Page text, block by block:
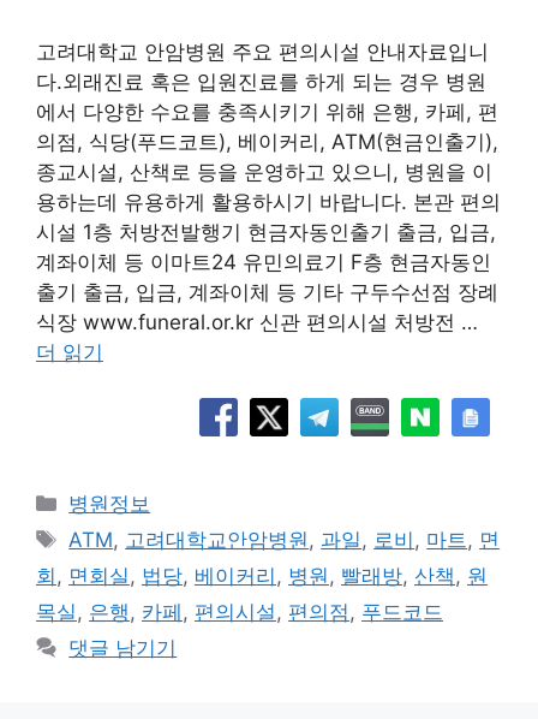
고려대학교 안암병원 주요 편의시설 안내자료입니
다.외래진료 혹은 입원진료를 하게 되는 경우 병원
에서 다양한 수요를 충족시키기 위해 은행, 카페, 편
의점, 식당(푸드코트), 베이커리, ATM(현금인출기),
종교시설, 산책로 등을 운영하고 있으니, 병원을 이
용하는데 유용하게 활용하시기 바랍니다. 본관 편의
시설 1층 처방전발행기 현금자동인출기 출금, 입금,
계좌이체 등 이마트24 유민의료기 F층 현금자동인
출기 출금, 입금, 계좌이체 등 기타 구두수선점 장례
식장 www.funeral.or.kr 신관 편의시설 처방전 …
더 읽기
카
테
리
병원정보
태
그
ATM, 고려대학교안암병원, 과일, 로비 , 마트, 면
회 , 면회실, 법당, 베이커리 , 병원, 빨래방, 산책, 원
목실, 은행, 카페 , 편의시설 , 편의점, 푸드코드
댓글 남기기